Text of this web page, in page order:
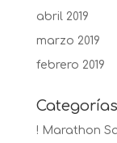
abril 2019
marzo 2019
febrero 2019
Categorías
! Marathon